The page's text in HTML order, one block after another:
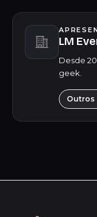
LM
Desde
geek.
Outros